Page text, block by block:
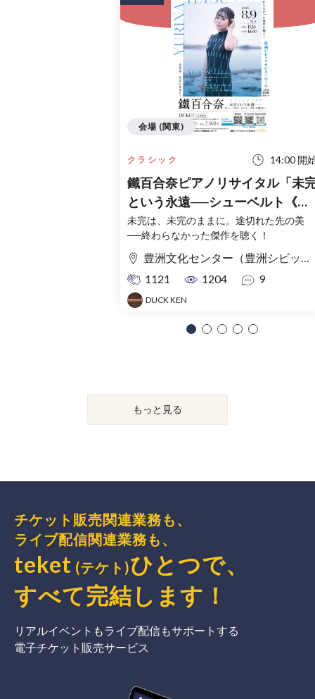
クラシック 14:00 開
鐵百合奈ピアノリサイタル「未
という永遠──シューベルト《レ
リーク》の彼方へ」
未完は、未完のままに。途切れた先の美
──終わらなかった傑作を聴く！
豊洲文化センター（豊洲シビックセンターホール）
1121
1204 9
DUCK KEN
会場 (関東)
もっと見る
チケット販売関連業務も、
ライブ配信関連業務も、
teket (テケト)ひとつで、
すべて完結 します ！
リアルイベントもライブ配信もサポートする
電子チケット販売サービス